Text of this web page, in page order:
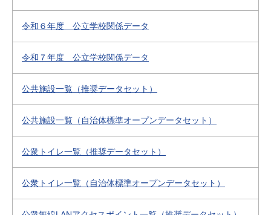
令和６年度 公立学校関係データ
令和７年度 公立学校関係データ
公共施設一覧（推奨データセット）
公共施設一覧（自治体標準オープンデータセット）
公衆トイレ一覧（推奨データセット）
公衆トイレ一覧（自治体標準オープンデータセット）